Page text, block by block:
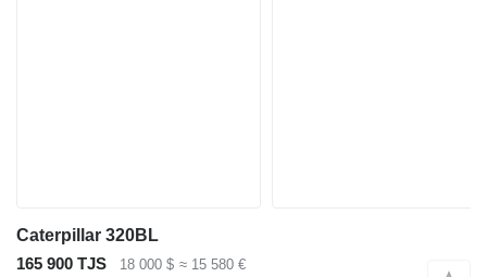
Caterpillar 320BL
165 900 TJS
18 000 $ ≈ 15 580 €